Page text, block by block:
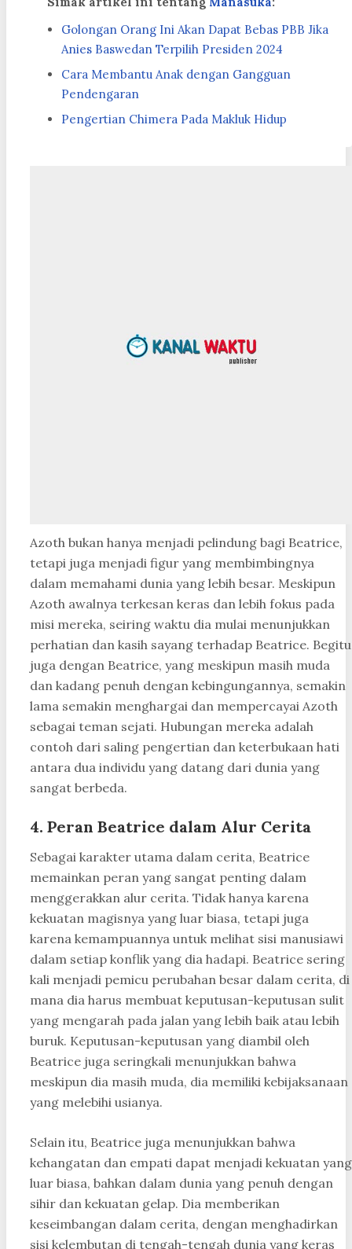
Golongan Orang Ini Akan Dapat Bebas PBB Jika
Anies Baswedan Terpilih Presiden 2024
Cara Membantu Anak dengan Gangguan
Pendengaran
Pengertian Chimera Pada Makluk Hidup
Azoth bukan hanya menjadi pelindung bagi Beatrice,
tetapi juga menjadi figur yang membimbingnya
dalam memahami dunia yang lebih besar. Meskipun
Azoth awalnya terkesan keras dan lebih fokus pada
misi mereka, seiring waktu dia mulai menunjukkan
perhatian dan kasih sayang terhadap Beatrice. Begitu
juga dengan Beatrice, yang meskipun masih muda
dan kadang penuh dengan kebingungannya, semakin
lama semakin menghargai dan mempercayai Azoth
sebagai teman sejati. Hubungan mereka adalah
contoh dari saling pengertian dan keterbukaan hati
antara dua individu yang datang dari dunia yang
sangat berbeda.
4. Peran Beatrice dalam Alur Cerita
Sebagai karakter utama dalam cerita, Beatrice
memainkan peran yang sangat penting dalam
menggerakkan alur cerita. Tidak hanya karena
kekuatan magisnya yang luar biasa, tetapi juga
karena kemampuannya untuk melihat sisi manusiawi
dalam setiap konflik yang dia hadapi. Beatrice sering
kali menjadi pemicu perubahan besar dalam cerita, di
mana dia harus membuat keputusan-keputusan sulit
yang mengarah pada jalan yang lebih baik atau lebih
buruk. Keputusan-keputusan yang diambil oleh
Beatrice juga seringkali menunjukkan bahwa
meskipun dia masih muda, dia memiliki kebijaksanaan
yang melebihi usianya.
Selain itu, Beatrice juga menunjukkan bahwa
kehangatan dan empati dapat menjadi kekuatan yang
luar biasa, bahkan dalam dunia yang penuh dengan
sihir dan kekuatan gelap. Dia memberikan
keseimbangan dalam cerita, dengan menghadirkan
sisi kelembutan di tengah-tengah dunia yang keras